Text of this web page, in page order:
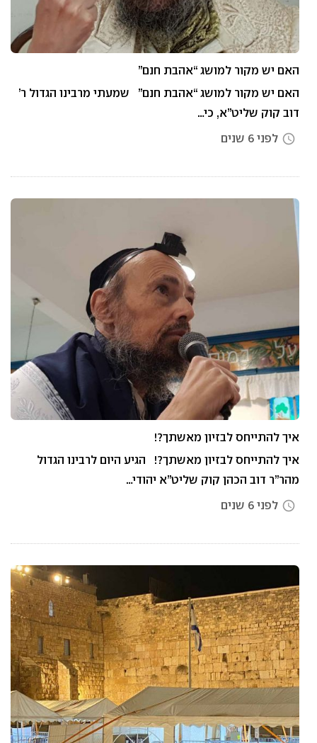
האם יש מקור למושג “אהבת חנם”
האם יש מקור למושג “אהבת חנם” שמעתי מרבינו הגדול ר’
דוב קוק שליט”א, כי…
access_time לפני 6 שנים
איך להתייחס לבזיון מאשתך?!
איך להתייחס לבזיון מאשתך?! הגיע היום לרבינו הגדול
מהר”ר דוב הכהן קוק שליט”א יהודי…
access_time לפני 6 שנים